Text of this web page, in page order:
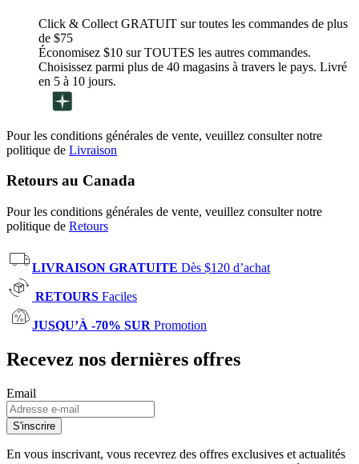
Click & Collect GRATUIT sur toutes les commandes de plus
de $75
Économisez $10 sur TOUTES les autres commandes.
Choisissez parmi plus de 40 magasins à travers le pays. Livré
en 5 à 10 jours.
Pour les conditions générales de vente, veuillez consulter notre
politique de Livraison
Retours au Canada
Pour les conditions générales de vente, veuillez consulter notre
politique de Retours
LIVRAISON GRATUITE Dès $120 d’achat
RETOURS Faciles
JUSQU’À -70% SUR Promotion
Recevez nos dernières offres
Email
S'inscrire
En vous inscrivant, vous recevrez des offres exclusives et actualités